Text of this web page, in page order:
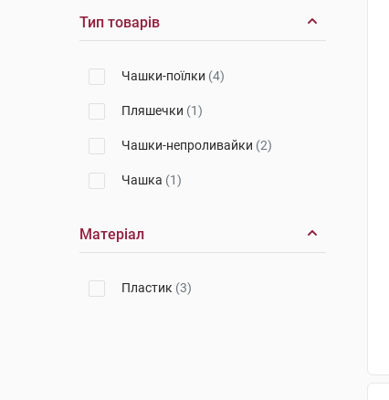
Тип товарів
Чашки-поїлки (4)
Пляшечки (1)
Чашки-непроливайки (2)
Чашка (1)
Матеріал
Пластик (3)